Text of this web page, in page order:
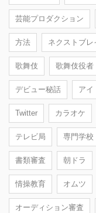
芸能プロダクション
方法 ネクストブレ
歌舞伎 歌舞伎役者
デビュー秘話 アイ
Twitter カラオケ
テレビ局 専門学校
書類審査 朝ドラ
情操教育 オムツ
オーディション審査